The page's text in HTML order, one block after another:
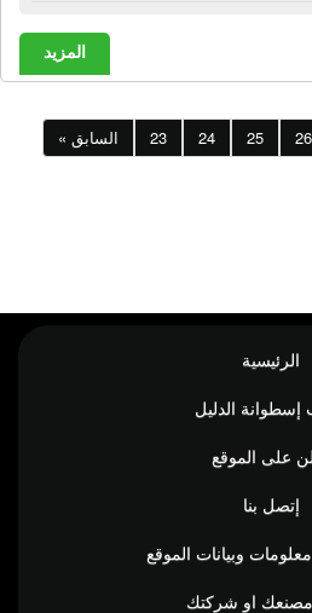
المزيد
« السابق 23 24 25 26
الرئيسية
الدليل
على الموقع
إتصل بنا
وبيانات الموقع
او شركتك